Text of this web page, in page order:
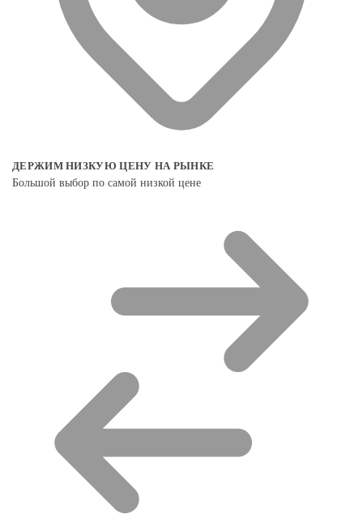
ДЕРЖИМ НИЗКУЮ ЦЕНУ НА РЫНКЕ
Большой выбор по самой низкой цене